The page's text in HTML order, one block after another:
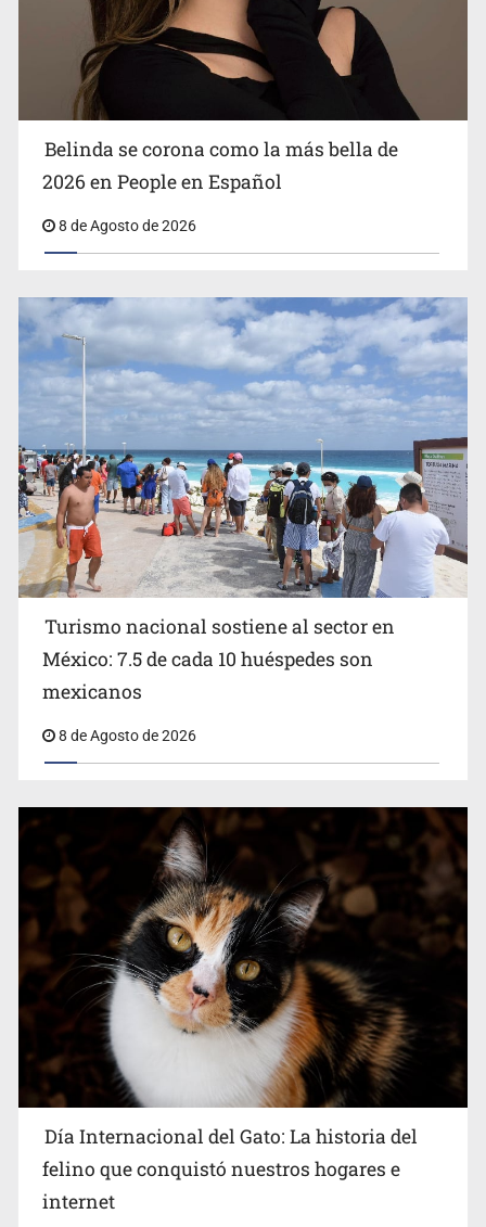
Ciclosporiasis no representa un riesgo epidemiológico
masivo
EU reanudará este sábado inspecciones de aguacate en
Michoacán
Belinda se corona como la más bella de 2026 en People
Belinda se corona como la más bella de
2026 en People en Español
8 de Agosto de 2026
Turismo nacional sostiene al sector en
México: 7.5 de cada 10 huéspedes son
mexicanos
8 de Agosto de 2026
Día Internacional del Gato: La historia del
felino que conquistó nuestros hogares e
internet